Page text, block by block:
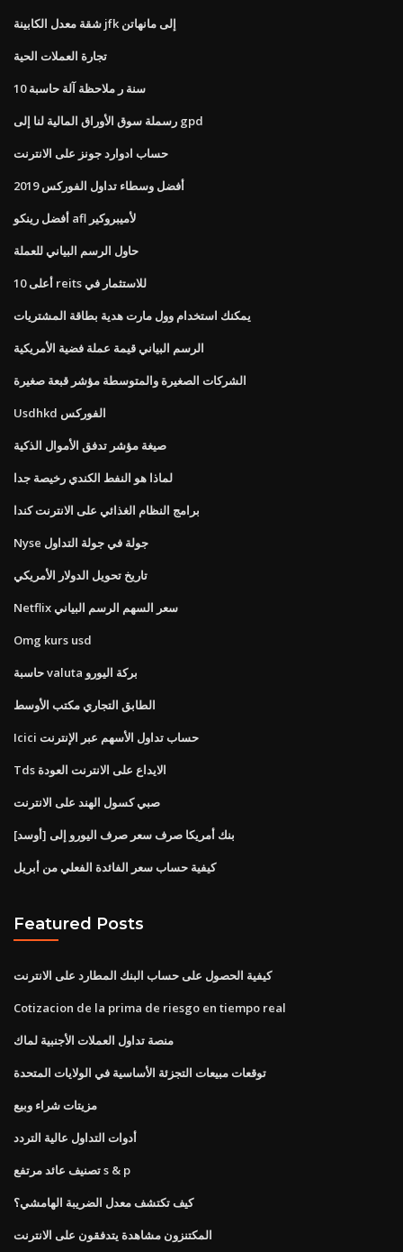
شقة معدل الكابينة jfk إلى مانهاتن
تجارة العملات الحية
10 سنة ر ملاحظة آلة حاسبة
رسملة سوق الأوراق المالية لنا إلى gpd
حساب ادوارد جونز على الانترنت
أفضل وسطاء تداول الفوركس 2019
أفضل رينكو afl لأميبروكير
حاول الرسم البياني للعملة
أعلى 10 reits للاستثمار في
يمكنك استخدام وول مارت هدية بطاقة المشتريات
الرسم البياني قيمة عملة فضية الأمريكية
الشركات الصغيرة والمتوسطة مؤشر قبعة صغيرة
Usdhkd الفوركس
صيغة مؤشر تدفق الأموال الذكية
لماذا هو النفط الكندي رخيصة جدا
برامج النظام الغذائي على الانترنت كندا
Nyse جولة في جولة التداول
تاريخ تحويل الدولار الأمريكي
Netflix سعر السهم الرسم البياني
Omg kurs usd
حاسبة valuta بركة اليورو
الطابق التجاري مكتب الأوسط
Icici حساب تداول الأسهم عبر الإنترنت
Tds الايداع على الانترنت العودة
صبي كسول الهند على الانترنت
بنك أمريكا صرف سعر صرف اليورو إلى [أوسد]
كيفية حساب سعر الفائدة الفعلي من أبريل
Featured Posts
كيفية الحصول على حساب البنك المطارد على الانترنت
Cotizacion de la prima de riesgo en tiempo real
منصة تداول العملات الأجنبية لماك
توقعات مبيعات التجزئة الأساسية في الولايات المتحدة
مزيتات شراء وبيع
أدوات التداول عالية التردد
تصنيف عائد مرتفع s & p
كيف تكتشف معدل الضريبة الهامشي؟
المكتنزون مشاهدة يتدفقون على الانترنت